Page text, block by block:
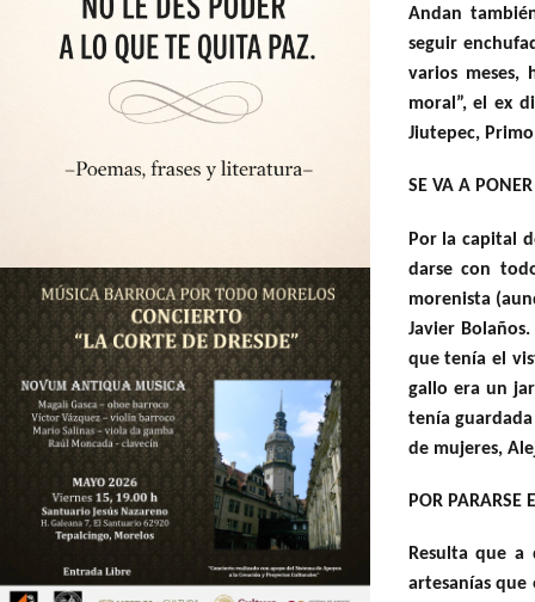
Andan
seguir
varios meses,
moral”, el ex
Jiutepec,
SE VA A
Por la capital
darse con
morenista
Javier
que tenía el
gallo era un
tenía
de mujeres,
POR PARARSE
Resulta que
artesanías que